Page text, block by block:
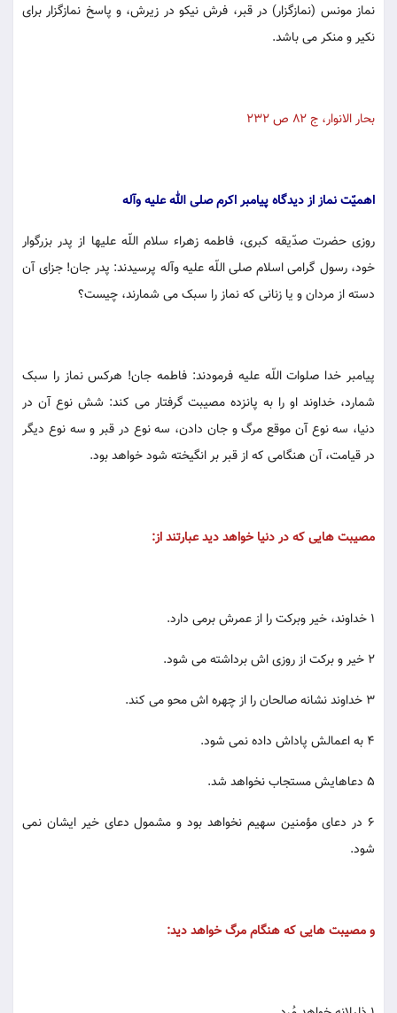
نماز مونس (نمازگزار) در قبر، فرش نیکو در زیرش، و پاسخ نمازگزار برای
نکیر و منکر می باشد.
بحار الانوار، ج ۸۲ ص ۲۳۲
اهمیّت نماز از دیدگاه پیامبر اکرم صلی الله علیه وآله
روزی حضرت صدّیقه کبری، فاطمه زهراء سلام اللّه علیها از پدر بزرگوار
خود، رسول گرامی اسلام صلی اللّه علیه وآله پرسیدند: پدر جان! جزای آن
دسته از مردان و یا زنانی که نماز را سبک می شمارند، چیست؟
پیامبر خدا صلوات اللّه علیه فرمودند: فاطمه جان! هرکس نماز را سبک
شمارد، خداوند او را به پانزده مصیبت گرفتار می کند: شش نوع آن در
دنیا، سه نوع آن موقع مرگ و جان دادن، سه نوع در قبر و سه نوع دیگر
در قیامت، آن هنگامی که از قبر بر انگیخته شود خواهد بود.
مصیبت هایی که در دنیا خواهد دید عبارتند از:
1 خداوند، خیر وبرکت را از عمرش برمی دارد.
2 خیر و برکت از روزی اش برداشته می شود.
3 خداوند نشانه صالحان را از چهره اش محو می کند.
4 به اعمالش پاداش داده نمی شود.
5 دعاهایش مستجاب نخواهد شد.
6 در دعای مؤمنین سهیم نخواهد بود و مشمول دعای خیر ایشان نمی
شود.
و مصیبت هایی که هنگام مرگ خواهد دید: